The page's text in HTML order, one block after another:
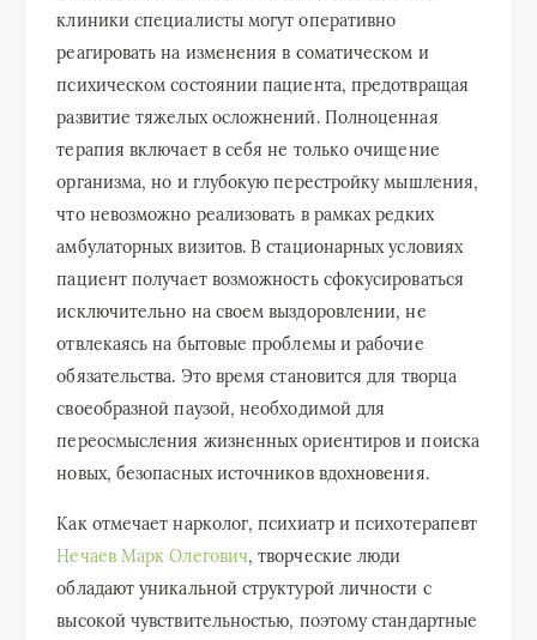
клиники специалисты могут оперативно
реагировать на изменения в соматическом и
психическом состоянии пациента, предотвращая
развитие тяжелых осложнений. Полноценная
терапия включает в себя не только очищение
организма, но и глубокую перестройку мышления,
что невозможно реализовать в рамках редких
амбулаторных визитов. В стационарных условиях
пациент получает возможность сфокусироваться
исключительно на своем выздоровлении, не
отвлекаясь на бытовые проблемы и рабочие
обязательства. Это время становится для творца
своеобразной паузой, необходимой для
переосмысления жизненных ориентиров и поиска
новых, безопасных источников вдохновения.
Как отмечает нарколог, психиатр и психотерапевт
Нечаев Марк Олегович, творческие люди
обладают уникальной структурой личности с
высокой чувствительностью, поэтому стандартные